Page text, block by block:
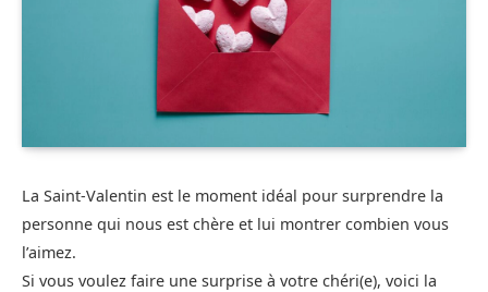
La Saint-Valentin est le moment idéal pour surprendre la
personne qui nous est chère et lui montrer combien vous
l’aimez.
Si vous voulez faire une surprise à votre chéri(e), voici la